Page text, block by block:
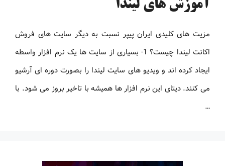
آموزش های لیندا
مزیت های کلیدی ایران پیپر نسبت به دیگر سایت های فروش
اکانت لیندا چیست؟ 1- بسیاری از سایت ها یک نرم افزار واسطه
ایجاد کرده اند و ویدیو های سایت لیندا را بصورت دوره ای آرشیو
می کنند. دیتای این نرم افزار ها همیشه با تاخیر بروز می شود. با
…